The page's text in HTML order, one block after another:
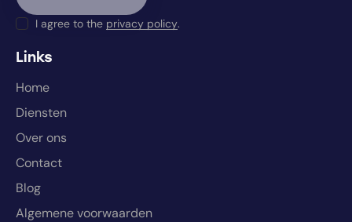
I agree to the privacy policy.
Links
Home
Diensten
Over ons
Contact
Blog
Algemene voorwaarden